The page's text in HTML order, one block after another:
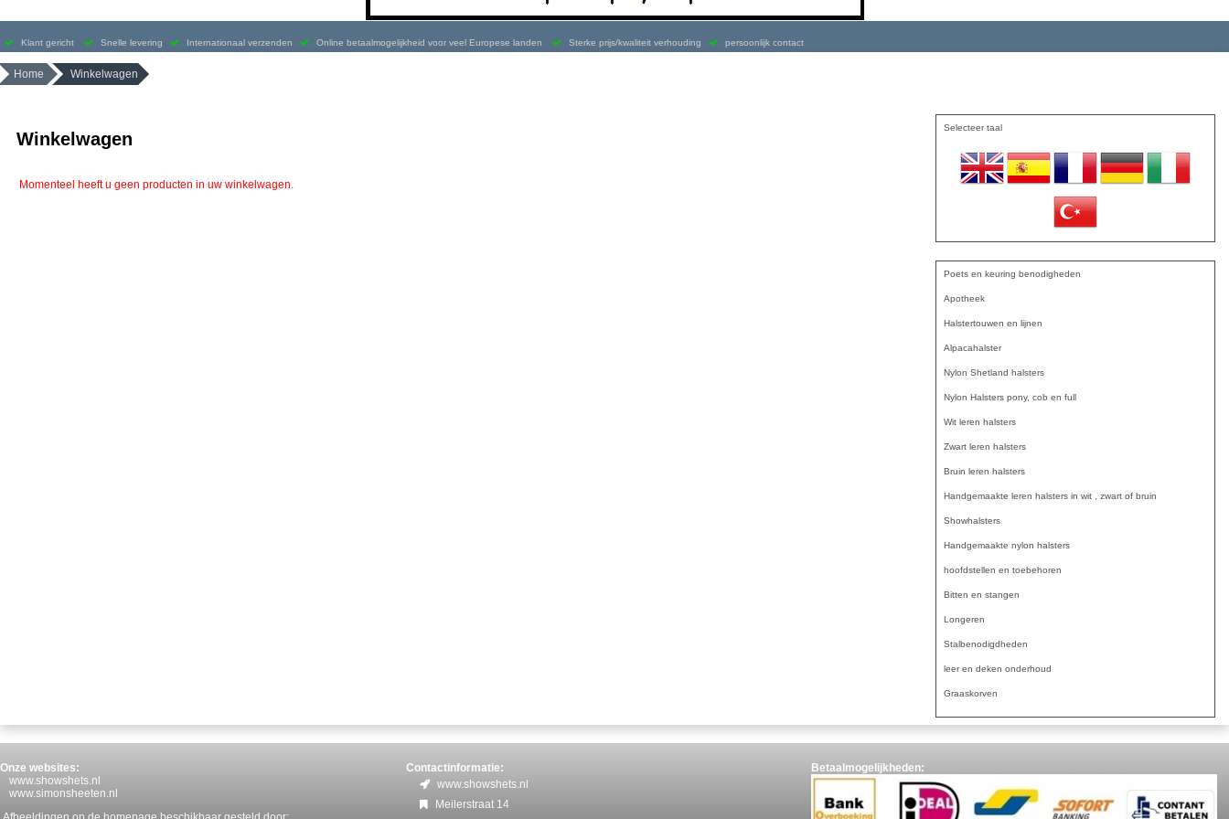
Klant gericht Snelle levering Internationaal verzenden Online betaalmogelijkheid voor veel Europese landen Sterke prijs/kwaliteit verhouding persoonlijk contact
Home Winkelwagen
Winkelwagen
Momenteel heeft u geen producten in uw winkelwagen.
Selecteer taal
Poets en keuring benodigheden
Apotheek
Halstertouwen en lijnen
Alpacahalster
Nylon Shetland halsters
Nylon Halsters pony, cob en full
Wit leren halsters
Zwart leren halsters
Bruin leren halsters
Handgemaakte leren halsters in wit , zwart of bruin
Showhalsters
Handgemaakte nylon halsters
hoofdstellen en toebehoren
Bitten en stangen
Longeren
Stalbenodigdheden
leer en deken onderhoud
Graaskorven
Onze websites:
www.showshets.nl
www.simonsheeten.nl
Contactinformatie:
www.showshets.nl
Meilerstraat 14
Betaalmogelijkheden: